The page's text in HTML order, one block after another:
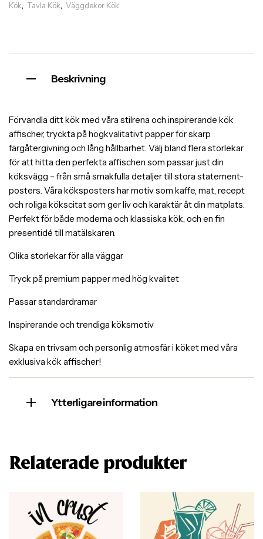
Kök, Tavla Kök, Väggdekor Kök
Beskrivning
Förvandla ditt kök med våra stilrena och inspirerande kök
affischer, tryckta på högkvalitativt papper för skarp
färgåtergivning och lång hållbarhet. Välj bland flera storlekar
för att hitta den perfekta affischen som passar just din
köksvägg – från små smakfulla detaljer till stora statement-
posters. Våra köksposters har motiv som kaffe, mat, recept
och roliga kökscitat som ger liv och karaktär åt din matplats.
Perfekt för både moderna och klassiska kök, och en fin
presentidé till matälskaren.
Olika storlekar för alla väggar
Tryck på premium papper med hög kvalitet
Passar standardramar
Inspirerande och trendiga köksmotiv
Skapa en trivsam och personlig atmosfär i köket med våra
exklusiva kök affischer!
Ytterligare information
Relaterade produkter